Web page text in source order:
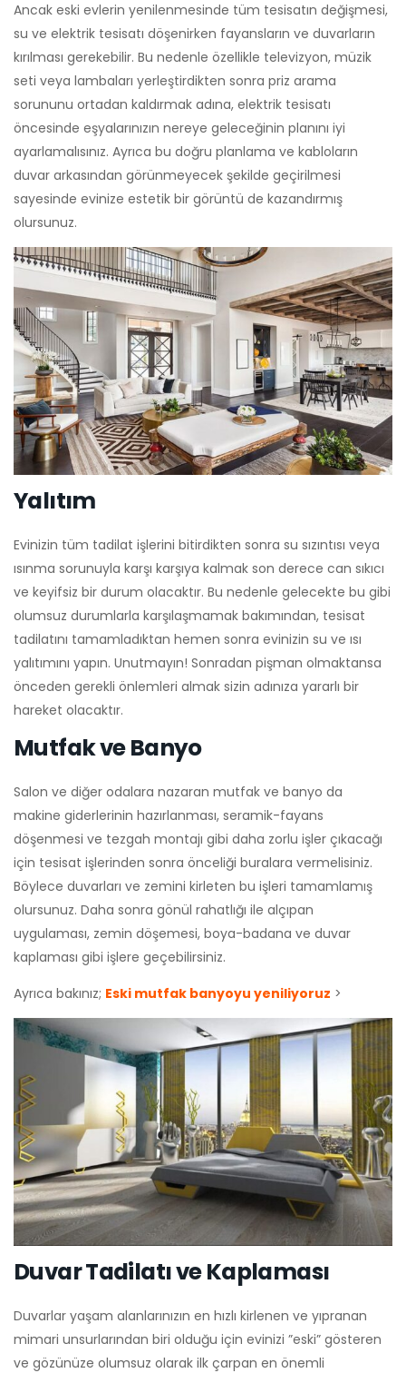
Ancak eski evlerin yenilenmesinde tüm tesisatın değişmesi,
su ve elektrik tesisatı döşenirken fayansların ve duvarların
kırılması gerekebilir. Bu nedenle özellikle televizyon, müzik
seti veya lambaları yerleştirdikten sonra priz arama
sorununu ortadan kaldırmak adına, elektrik tesisatı
öncesinde eşyalarınızın nereye geleceğinin planını iyi
ayarlamalısınız. Ayrıca bu doğru planlama ve kabloların
duvar arkasından görünmeyecek şekilde geçirilmesi
sayesinde evinize estetik bir görüntü de kazandırmış
olursunuz.
Yalıtım
Evinizin tüm tadilat işlerini bitirdikten sonra su sızıntısı veya
ısınma sorunuyla karşı karşıya kalmak son derece can sıkıcı
ve keyifsiz bir durum olacaktır. Bu nedenle gelecekte bu gibi
olumsuz durumlarla karşılaşmamak bakımından, tesisat
tadilatını tamamladıktan hemen sonra evinizin su ve ısı
yalıtımını yapın. Unutmayın! Sonradan pişman olmaktansa
önceden gerekli önlemleri almak sizin adınıza yararlı bir
hareket olacaktır.
Mutfak ve Banyo
Salon ve diğer odalara nazaran mutfak ve banyo da
makine giderlerinin hazırlanması, seramik-fayans
döşenmesi ve tezgah montajı gibi daha zorlu işler çıkacağı
için tesisat işlerinden sonra önceliği buralara vermelisiniz.
Böylece duvarları ve zemini kirleten bu işleri tamamlamış
olursunuz. Daha sonra gönül rahatlığı ile alçıpan
uygulaması, zemin döşemesi, boya-badana ve duvar
kaplaması gibi işlere geçebilirsiniz.
Ayrıca bakınız; Eski mutfak banyoyu yeniliyoruz >
Duvar Tadilatı ve Kaplaması
Duvarlar yaşam alanlarınızın en hızlı kirlenen ve yıpranan
mimari unsurlarından biri olduğu için evinizi ”eski” gösteren
ve gözünüze olumsuz olarak ilk çarpan en önemli